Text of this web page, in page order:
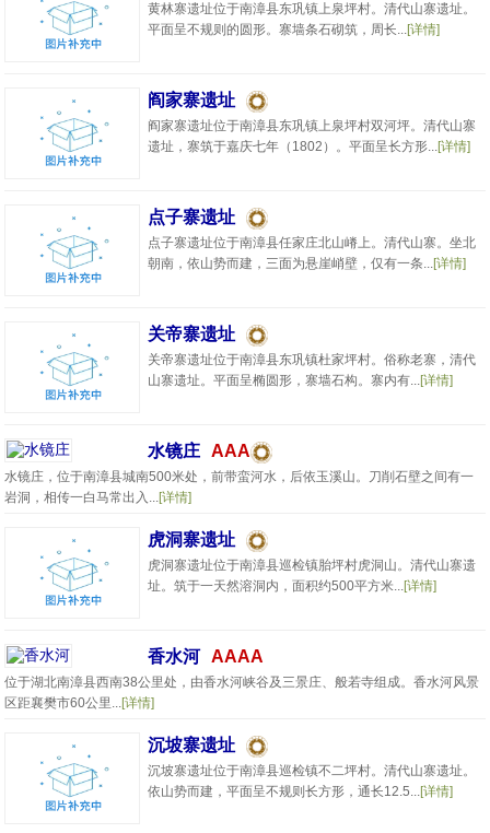
黄林寨遗址位于南漳县东巩镇上泉坪村。清代山寨遗址。
平面呈不规则的圆形。寨墙条石砌筑，周长...[详情]
阎家寨遗址
阎家寨遗址位于南漳县东巩镇上泉坪村双河坪。清代山寨
遗址，寨筑于嘉庆七年（1802）。平面呈长方形...[详情]
点子寨遗址
点子寨遗址位于南漳县任家庄北山嵴上。清代山寨。坐北
朝南，依山势而建，三面为悬崖峭壁，仅有一条...[详情]
关帝寨遗址
关帝寨遗址位于南漳县东巩镇杜家坪村。俗称老寨，清代
山寨遗址。平面呈椭圆形，寨墙石构。寨内有...[详情]
水镜庄 AAA
水镜庄，位于南漳县城南500米处，前带蛮河水，后依玉溪山。刀削石壁之间有一
岩洞，相传一白马常出入...[详情]
虎洞寨遗址
虎洞寨遗址位于南漳县巡检镇胎坪村虎洞山。清代山寨遗
址。筑于一天然溶洞内，面积约500平方米...[详情]
香水河 AAAA
位于湖北南漳县西南38公里处，由香水河峡谷及三景庄、般若寺组成。香水河风景
区距襄樊市60公里...[详情]
沉坡寨遗址
沉坡寨遗址位于南漳县巡检镇不二坪村。清代山寨遗址。
依山势而建，平面呈不规则长方形，通长12.5...[详情]